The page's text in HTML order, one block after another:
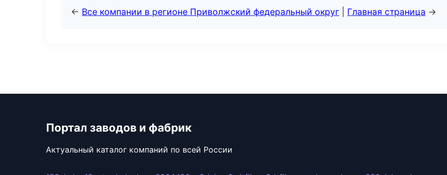
← Все компании в регионе Приволжский федеральный округ Главная страница →
Портал заводов и фабрик
Актуальный каталог компаний по всей России